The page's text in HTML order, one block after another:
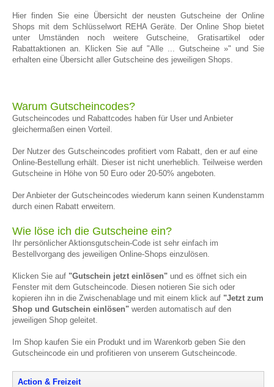
Hier finden Sie eine Übersicht der neusten Gutscheine der Online
Shops mit dem Schlüsselwort REHA Geräte. Der Online Shop bietet
unter Umständen noch weitere Gutscheine, Gratisartikel oder
Rabattaktionen an. Klicken Sie auf "Alle ... Gutscheine »" und Sie
erhalten eine Übersicht aller Gutscheine des jeweiligen Shops.
Warum Gutscheincodes?
Gutscheincodes und Rabattcodes haben für User und Anbieter
gleichermaßen einen Vorteil.
Der Nutzer des Gutscheincodes profitiert vom Rabatt, den er auf eine
Online-Bestellung erhält. Dieser ist nicht unerheblich. Teilweise werden
Gutscheine in Höhe von 50 Euro oder 20-50% angeboten.
Der Anbieter der Gutscheincodes wiederum kann seinen Kundenstamm
durch einen Rabatt erweitern.
Wie löse ich die Gutscheine ein?
Ihr persönlicher Aktionsgutschein-Code ist sehr einfach im
Bestellvorgang des jeweiligen Online-Shops einzulösen.
Klicken Sie auf "Gutschein jetzt einlösen" und es öffnet sich ein
Fenster mit dem Gutscheincode. Diesen notieren Sie sich oder
kopieren ihn in die Zwischenablage und mit einem klick auf "Jetzt zum
Shop und Gutschein einlösen" werden automatisch auf den
jeweiligen Shop geleitet.
Im Shop kaufen Sie ein Produkt und im Warenkorb geben Sie den
Gutscheincode ein und profitieren von unserem Gutscheincode.
Action & Freizeit